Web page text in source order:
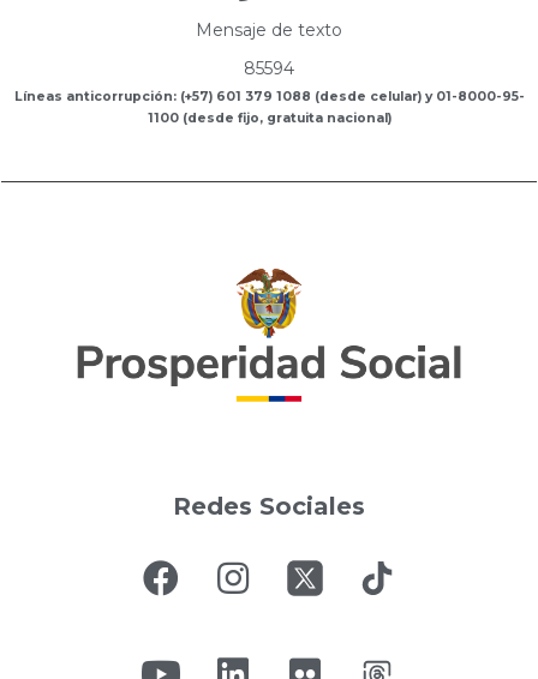
Mensaje de texto
85594
Líneas anticorrupción: (+57) 601 379 1088 (desde celular) y 01-8000-95-
1100 (desde fijo, gratuita nacional)
Redes Sociales